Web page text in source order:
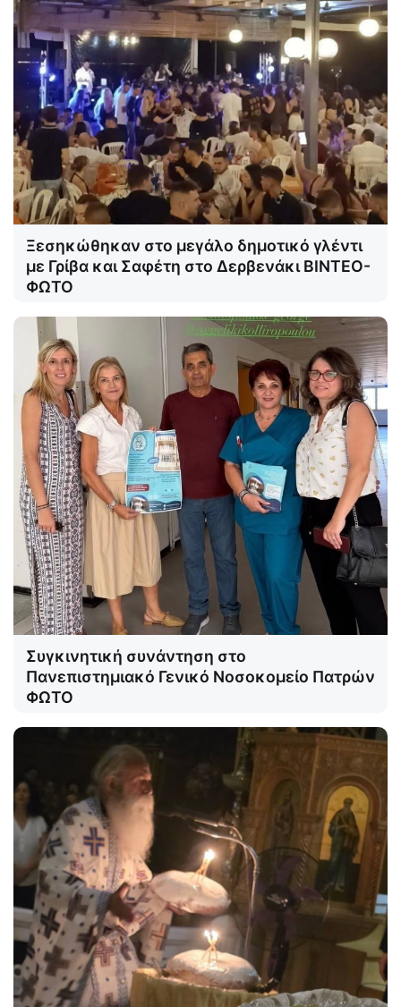
Ξεσηκώθηκαν στο μεγάλο δημοτικό γλέντι
με Γρίβα και Σαφέτη στο Δερβενάκι ΒΙΝΤΕΟ-
ΦΩΤΟ
Συγκινητική συνάντηση στο
Πανεπιστημιακό Γενικό Νοσοκομείο Πατρών
ΦΩΤΟ